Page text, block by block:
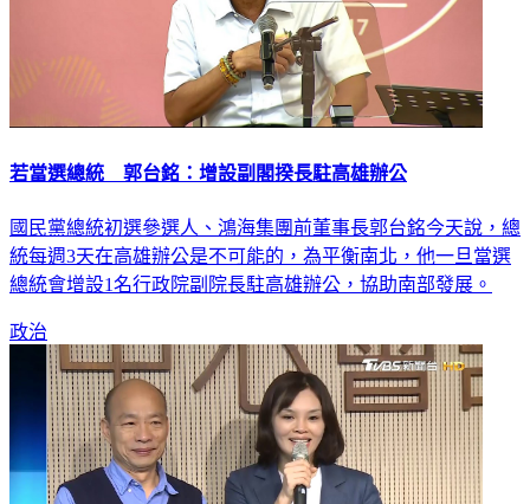
若當選總統 郭台銘：增設副閣揆長駐高雄辦公
國民黨總統初選參選人、鴻海集團前董事長郭台銘今天說，總
統每週3天在高雄辦公是不可能的，為平衡南北，他一旦當選
總統會增設1名行政院副院長駐高雄辦公，協助南部發展。
政治